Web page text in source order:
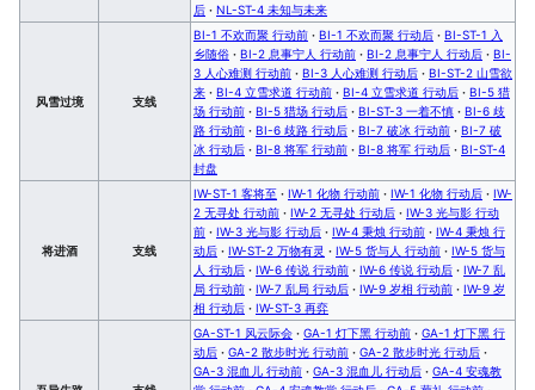
后 · NL-ST-4 未知与未来
风雪过境 支线
BI-1 不欢而聚 行动前 · BI-1 不欢而聚 行动后 · BI-ST-1 入
乡随俗 · BI-2 息事宁人 行动前 · BI-2 息事宁人 行动后 · BI-
3 人心难测 行动前 · BI-3 人心难测 行动后 · BI-ST-2 山雪欲
来 · BI-4 立雪求道 行动前 · BI-4 立雪求道 行动后 · BI-5 猎
场 行动前 · BI-5 猎场 行动后 · BI-ST-3 一着不慎 · BI-6 歧
路 行动前 · BI-6 歧路 行动后 · BI-7 破冰 行动前 · BI-7 破
冰 行动后 · BI-8 将军 行动前 · BI-8 将军 行动后 · BI-ST-4
封盘
将进酒 支线
IW-ST-1 客将至 · IW-1 化物 行动前 · IW-1 化物 行动后 · IW-
2 无寻处 行动前 · IW-2 无寻处 行动后 · IW-3 光与影 行动
前 · IW-3 光与影 行动后 · IW-4 秉烛 行动前 · IW-4 秉烛 行
动后 · IW-ST-2 万物有灵 · IW-5 货与人 行动前 · IW-5 货与
人 行动后 · IW-6 传说 行动前 · IW-6 传说 行动后 · IW-7 乱
局 行动前 · IW-7 乱局 行动后 · IW-9 岁相 行动前 · IW-9 岁
相 行动后 · IW-ST-3 再弈
GA-ST-1 风云际会 · GA-1 灯下黑 行动前 · GA-1 灯下黑 行
动后 · GA-2 散步时光 行动前 · GA-2 散步时光 行动后 ·
GA-3 混血儿 行动前 · GA-3 混血儿 行动后 · GA-4 安魂教